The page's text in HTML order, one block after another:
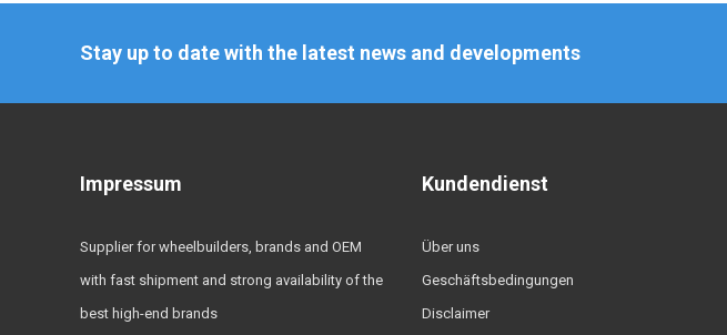
Stay up to date with the latest news and developments
Impressum
Supplier for wheelbuilders, brands and OEM
with fast shipment and strong availability of the
best high-end brands
Kundendienst
Über uns
Geschäftsbedingungen
Disclaimer